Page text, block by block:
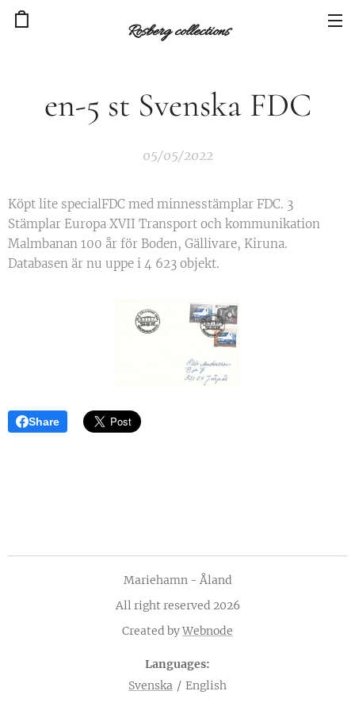
Rosberg collections
en-5 st Svenska FDC
05/05/2022
Köpt lite specialFDC med minnesstämplar FDC. 3
Stämplar Europa XVII Transport och kommunikation
Malmbanan 100 år för Boden, Gällivare, Kiruna.
Databasen är nu uppe i 4 623 objekt.
Share
Mariehamn - Åland
All right reserved 2026
Created byWebnode
Languages
Svenska
English